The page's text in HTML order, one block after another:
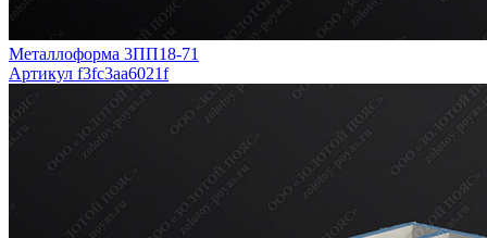
Металлоформа 3ПП18-71
Артикул f3fc3aa6021f